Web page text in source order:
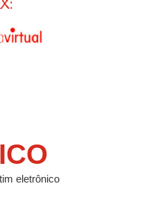
eletrônico